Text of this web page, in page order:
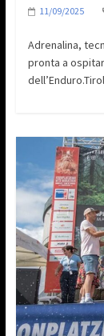
11/09/2025
Adrenalina,
pronta a